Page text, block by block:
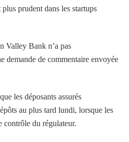
prudent dans les startups
Valley Bank n’a pas
demande de commentaire envoyée
les déposants assurés
au plus tard lundi, lorsque les
contrôle du régulateur.